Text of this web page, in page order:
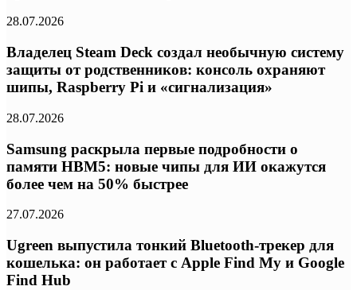
28.07.2026
Владелец Steam Deck создал необычную систему
защиты от родственников: консоль охраняют
шипы, Raspberry Pi и «сигнализация»
28.07.2026
Samsung раскрыла первые подробности о
памяти HBM5: новые чипы для ИИ окажутся
более чем на 50% быстрее
27.07.2026
Ugreen выпустила тонкий Bluetooth-трекер для
кошелька: он работает с Apple Find My и Google
Find Hub